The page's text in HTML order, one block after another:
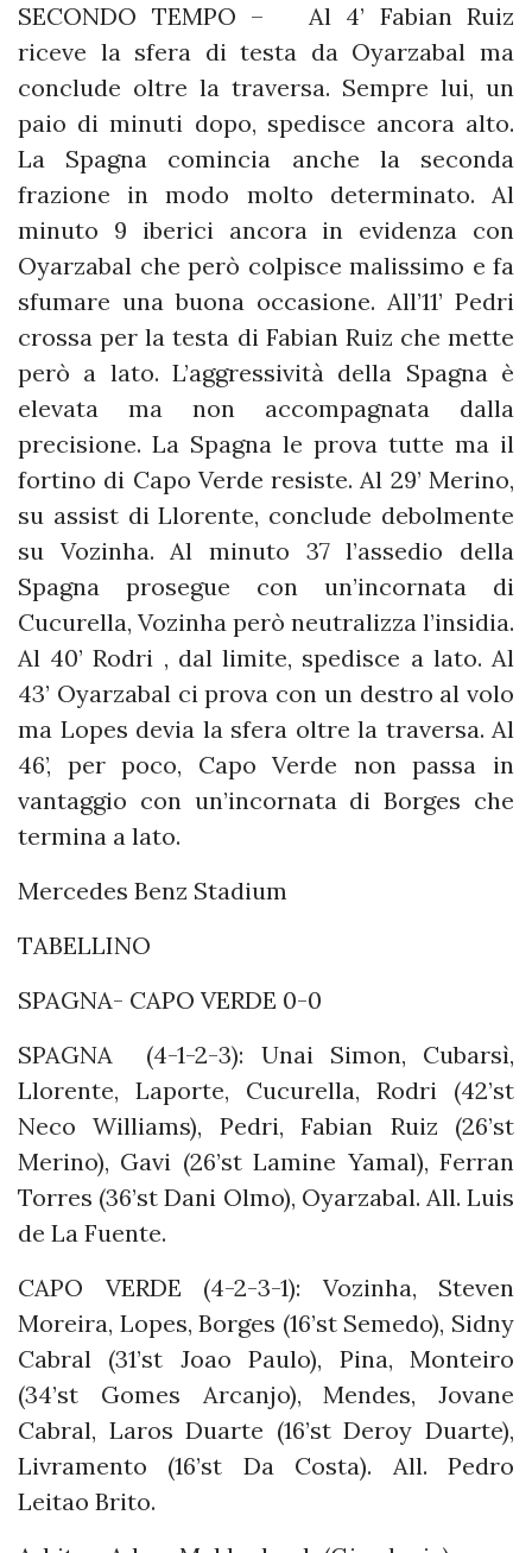
SECONDO TEMPO – Al 4’ Fabian Ruiz
riceve la sfera di testa da Oyarzabal ma
conclude oltre la traversa. Sempre lui, un
paio di minuti dopo, spedisce ancora alto.
La Spagna comincia anche la seconda
frazione in modo molto determinato. Al
minuto 9 iberici ancora in evidenza con
Oyarzabal che però colpisce malissimo e fa
sfumare una buona occasione. All’11’ Pedri
crossa per la testa di Fabian Ruiz che mette
però a lato. L’aggressività della Spagna è
elevata ma non accompagnata dalla
precisione. La Spagna le prova tutte ma il
fortino di Capo Verde resiste. Al 29’ Merino,
su assist di Llorente, conclude debolmente
su Vozinha. Al minuto 37 l’assedio della
Spagna prosegue con un’incornata di
Cucurella, Vozinha però neutralizza l’insidia.
Al 40’ Rodri , dal limite, spedisce a lato. Al
43’ Oyarzabal ci prova con un destro al volo
ma Lopes devia la sfera oltre la traversa. Al
46’, per poco, Capo Verde non passa in
vantaggio con un’incornata di Borges che
termina a lato.
Mercedes Benz Stadium
TABELLINO
SPAGNA- CAPO VERDE 0-0
SPAGNA (4-1-2-3): Unai Simon, Cubarsì,
Llorente, Laporte, Cucurella, Rodri (42’st
Neco Williams), Pedri, Fabian Ruiz (26’st
Merino), Gavi (26’st Lamine Yamal), Ferran
Torres (36’st Dani Olmo), Oyarzabal. All. Luis
de La Fuente.
CAPO VERDE (4-2-3-1): Vozinha, Steven
Moreira, Lopes, Borges (16’st Semedo), Sidny
Cabral (31’st Joao Paulo), Pina, Monteiro
(34’st Gomes Arcanjo), Mendes, Jovane
Cabral, Laros Duarte (16’st Deroy Duarte),
Livramento (16’st Da Costa). All. Pedro
Leitao Brito.